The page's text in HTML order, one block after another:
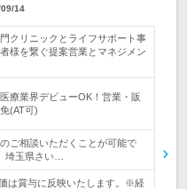
14
クリニックとライフサポート事
様を繋ぐ提案営業とマネジメン
療業界デビューOK！営業・販
(AT可)
ご相談いただくことが可能で
埼玉県さい…
は賞与に反映いたします。※経